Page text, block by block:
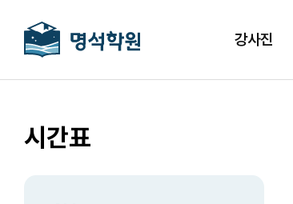
강사진
시간표